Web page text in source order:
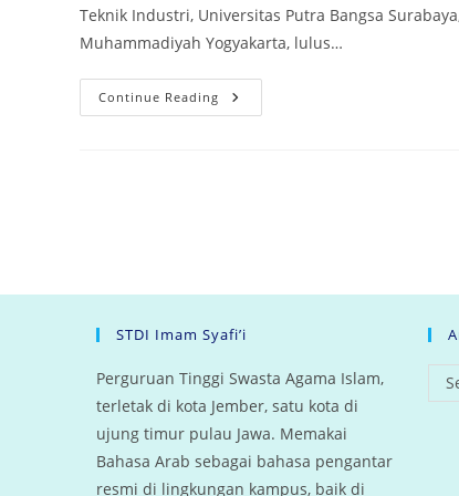
Teknik Industri, Universitas Putra Bangsa
Muhammadiyah Yogyakarta, lulus…
Continue Reading Dr.
Irfan
STDI Imam Syafi’i
Perguruan Tinggi Swasta Agama Islam,
terletak di kota Jember, satu kota di
ujung timur pulau Jawa. Memakai
Bahasa Arab sebagai bahasa pengantar
resmi di lingkungan kampus, baik di